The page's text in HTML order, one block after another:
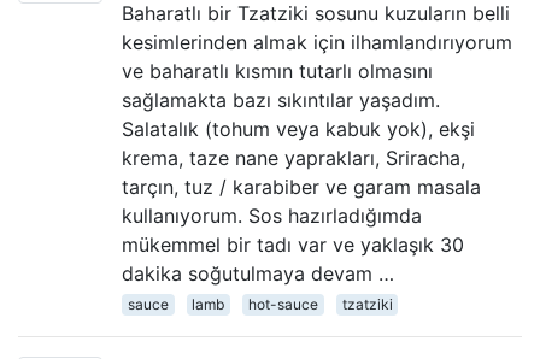
Baharatlı bir Tzatziki sosunu kuzuların belli
kesimlerinden almak için ilhamlandırıyorum
ve baharatlı kısmın tutarlı olmasını
sağlamakta bazı sıkıntılar yaşadım.
Salatalık (tohum veya kabuk yok), ekşi
krema, taze nane yaprakları, Sriracha,
tarçın, tuz / karabiber ve garam masala
kullanıyorum. Sos hazırladığımda
mükemmel bir tadı var ve yaklaşık 30
dakika soğutulmaya devam …
sauce lamb hot-sauce tzatziki